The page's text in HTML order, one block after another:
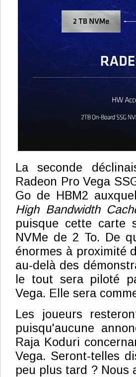
La seconde
Radeon Pro Vega
Go de HBM2
High Bandwidth
puisque cette carte
NVMe de 2 To. De
énormes à proximité
au-delà des
le tout sera piloté
Vega. Elle sera
Les joueurs
puisqu'aucune
Raja Koduri
Vega. Seront-telles
peu plus tard ? Nous